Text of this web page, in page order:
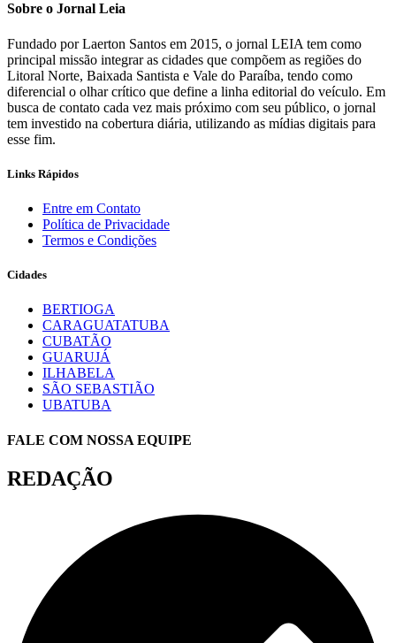
Sobre o Jornal Leia
Fundado por Laerton Santos em 2015, o jornal LEIA tem como
principal missão integrar as cidades que compõem as regiões do
Litoral Norte, Baixada Santista e Vale do Paraíba, tendo como
diferencial o olhar crítico que define a linha editorial do veículo. Em
busca de contato cada vez mais próximo com seu público, o jornal
tem investido na cobertura diária, utilizando as mídias digitais para
esse fim.
Links Rápidos
Entre em Contato
Política de Privacidade
Termos e Condições
Cidades
BERTIOGA
CARAGUATATUBA
CUBATÃO
GUARUJÁ
ILHABELA
SÃO SEBASTIÃO
UBATUBA
FALE COM NOSSA EQUIPE
REDAÇÃO